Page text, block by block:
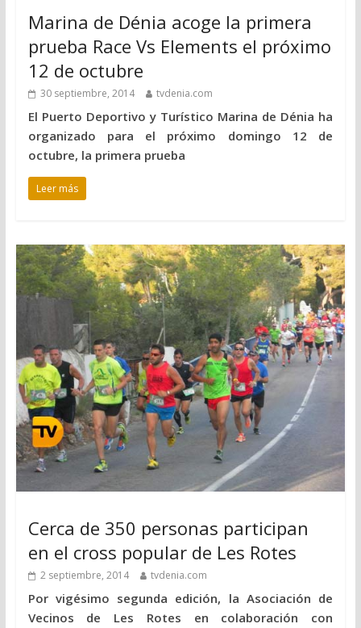
Marina de Dénia acoge la primera
prueba Race Vs Elements el próximo
12 de octubre
30 septiembre, 2014 tvdenia.com
El Puerto Deportivo y Turístico Marina de Dénia ha
organizado para el próximo domingo 12 de
octubre, la primera prueba
Leer más
Cerca de 350 personas participan
en el cross popular de Les Rotes
2 septiembre, 2014 tvdenia.com
Por vigésimo segunda edición, la Asociación de
Vecinos de Les Rotes en colaboración con